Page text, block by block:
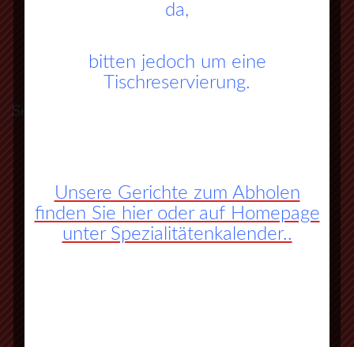
So finden Sie zu uns:
Abfahrt Herborn Süd (Nr. 27)
an der 3. Ampel rechts abbiegen
da,
bitten jedoch um eine
Tischreservierung.
Unsere Gerichte zum Abholen
finden Sie hier oder auf Homepage
unter Spezialitätenkalender..